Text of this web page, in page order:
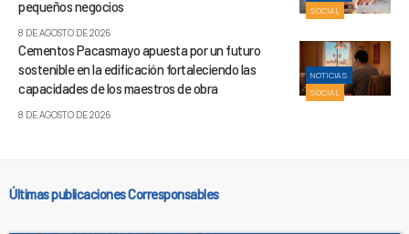
SOCIAL
pequeños negocios
8 DE AGOSTO DE 2026
NOTICIAS
SOCIAL
Cementos Pacasmayo apuesta por un futuro
sostenible en la edificación fortaleciendo las
capacidades de los maestros de obra
8 DE AGOSTO DE 2026
Últimas publicaciones Corresponsables